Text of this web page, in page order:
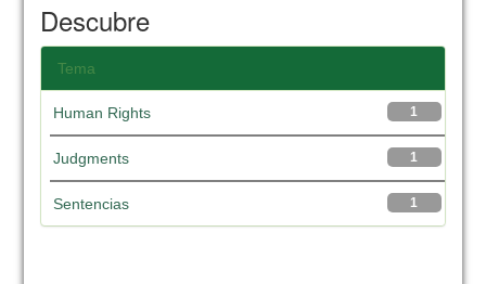
Descubre
Tema
1
Human Rights
1
Judgments
1
Sentencias